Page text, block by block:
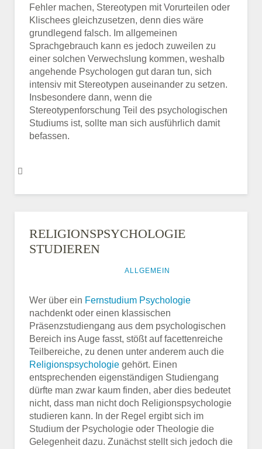
Fehler machen, Stereotypen mit Vorurteilen oder
Klischees gleichzusetzen, denn dies wäre
grundlegend falsch. Im allgemeinen
Sprachgebrauch kann es jedoch zuweilen zu
einer solchen Verwechslung kommen, weshalb
angehende Psychologen gut daran tun, sich
intensiv mit Stereotypen auseinander zu setzen.
Insbesondere dann, wenn die
Stereotypenforschung Teil des psychologischen
Studiums ist, sollte man sich ausführlich damit
befassen.
RELIGIONSPSYCHOLOGIE
STUDIEREN
ALLGEMEIN
Wer über ein Fernstudium Psychologie
nachdenkt oder einen klassischen
Präsenzstudiengang aus dem psychologischen
Bereich ins Auge fasst, stößt auf facettenreiche
Teilbereiche, zu denen unter anderem auch die
Religionspsychologie gehört. Einen
entsprechenden eigenständigen Studiengang
dürfte man zwar kaum finden, aber dies bedeutet
nicht, dass man nicht doch Religionspsychologie
studieren kann. In der Regel ergibt sich im
Studium der Psychologie oder Theologie die
Gelegenheit dazu. Zunächst stellt sich jedoch die